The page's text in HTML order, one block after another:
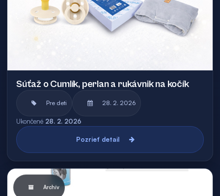
Súťaž o Cumlík, perlan a rukávnik na kočík
Pre deti 28. 2. 2026
Ukončené 28. 2. 2026
Pozrieť detail
Archív